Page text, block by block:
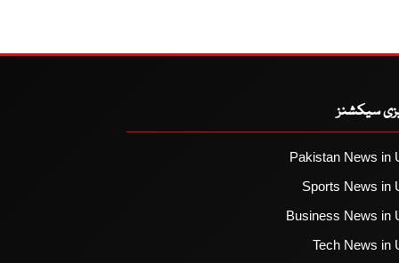
سیکشنز
Pakistan News in
Sports News in
Business News in
Tech News in